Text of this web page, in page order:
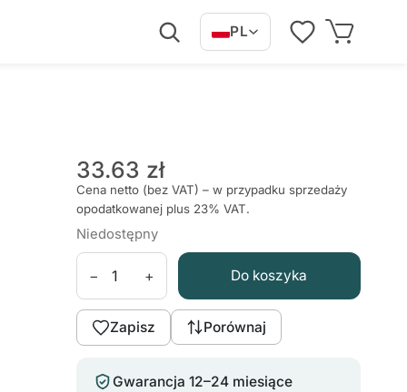
PL
33.63 zł
Cena netto (bez VAT) – w przypadku sprzedaży
opodatkowanej plus 23% VAT.
Niedostępny
− + Do koszyka
Zapisz Porównaj
Gwarancja 12–24 miesiące